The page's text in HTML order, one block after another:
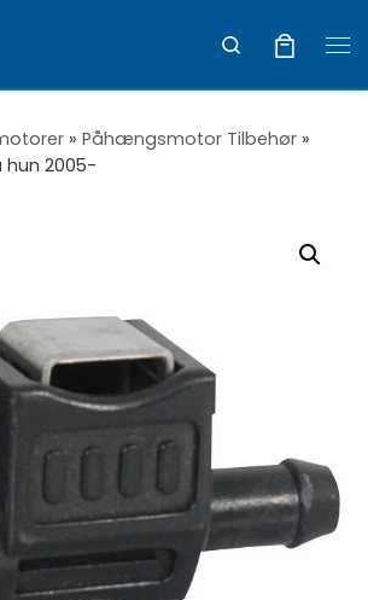
Search
» Påhængsmotor Tilbehør »
2005-